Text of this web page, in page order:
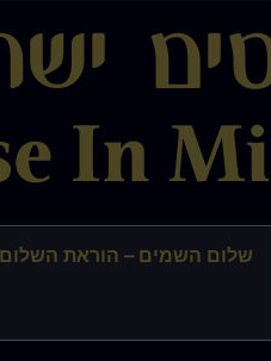
שלום השמים – הוראת השלום